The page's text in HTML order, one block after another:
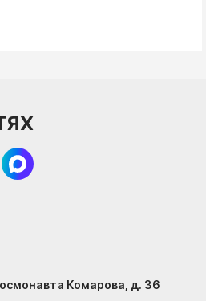
Комарова, д. 36